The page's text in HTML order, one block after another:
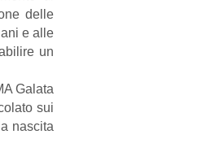
delle
e alle
un
Galata
sui
nascita